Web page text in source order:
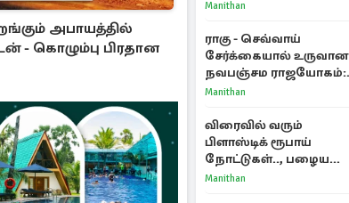
அபாயத்தில்
- கொழும்பு பிரதான
Manithan
ராகு - செவ்வாய்
சேர்க்கையால் உருவான
நவபஞ்சம ராஜயோகம்:
அதிர்ஷ்டம் பெறும் 3
Manithan
விரைவில் வரும்
பிளாஸ்டிக் ரூபாய்
நோட்டுகள்.., பழைய
காகித நோட்டுகள்
Manithan